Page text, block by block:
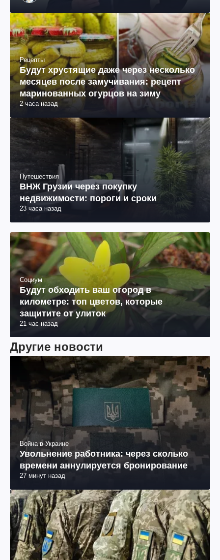
Рецепты
Будут хрустящие даже через несколько
месяцев после замучивания: рецепт
маринованных огурцов на зиму
2 часа назад
Путешествия
ВНЖ Грузии через покупку
недвижимости: пороги и сроки
23 часа назад
Социум
Будут обходить ваш огород в
километре: топ цветов, которые
защитите от улиток
21 час назад
Другие новости
Война в Украине
Увольнение работника: через сколько
времени аннулируется бронирование
27 минут назад